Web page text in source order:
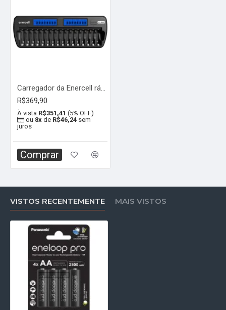
Carregador da Enercell rápido e inteligente para 16 pilhas AA/AAA, modelo EC-1600
R$369,90
À vista R$351,41 (5% OFF)
ou 8x de R$46,24 sem
juros
Comprar
VISTOS RECENTEMENTE MAIS VISTOS